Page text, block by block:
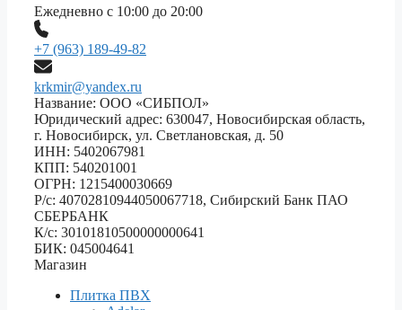
Ежедневно с 10:00 до 20:00
+7 (963) 189-49-82
krkmir@yandex.ru
Название: ООО «СИБПОЛ»
Юридический адрес: 630047, Новосибирская область,
г. Новосибирск, ул. Светлановская, д. 50
ИНН: 5402067981
КПП: 540201001
ОГРН: 1215400030669
Р/с: 40702810944050067718, Сибирский Банк ПАО
СБЕРБАНК
К/с: 30101810500000000641
БИК: 045004641
Магазин
Плитка ПВХ